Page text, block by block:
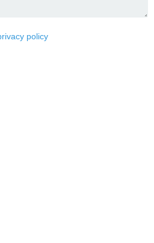
policy